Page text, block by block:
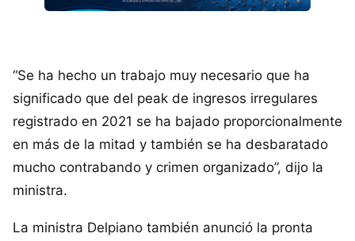
“Se ha hecho un trabajo muy necesario que ha
significado que del peak de ingresos irregulares
registrado en 2021 se ha bajado proporcionalmente
en más de la mitad y también se ha desbaratado
mucho contrabando y crimen organizado”, dijo la
ministra.
La ministra Delpiano también anunció la pronta